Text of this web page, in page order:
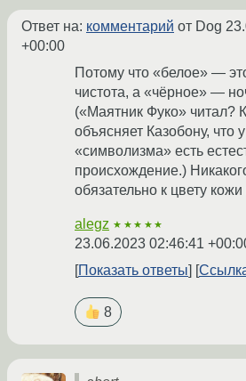
Ответ на: комментарий от Dog
+00:00
Потому что «белое» —
чистота, а «чёрное» —
(«Маятник Фуко» читал?
объясняет Казобону, что
«символизма» есть
происхождение.)
обязательно к цвету кожи
alegz ★★★★★
23.06.2023 02:46:41
Показать ответы
8